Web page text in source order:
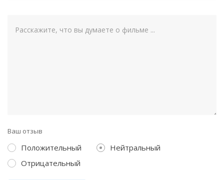
Ваш отзыв
Положительный
Нейтральный
Отрицательный